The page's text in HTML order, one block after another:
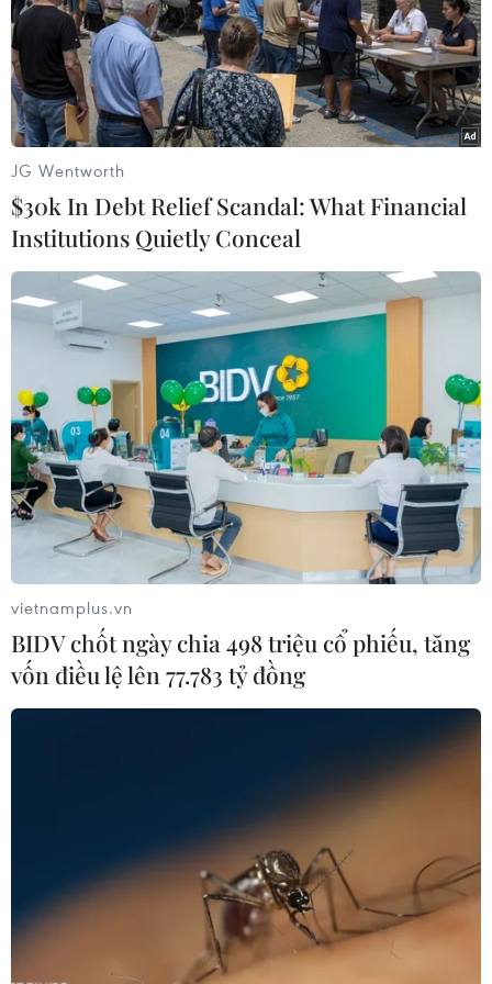
Những sản phẩm Apple được mong chờ
nhất trong năm 2019
10/02/2019 04:10
2019 hứa hẹn là một năm quan trọng với Apple. Nhiều
khả năng các sản phẩm mới sẽ ra mắt làm "khuynh
đảo" giới công nghệ và "tín đồ" nhà Táo.
Ai sẽ là khách hàng của 'siêu phẩm'
MacBook Pro mới ra mắt của Apple?
04/06/2019 06:54
JG Wentworth
$30k In Debt Relief Scandal: What Financial
Institutions Quietly Conceal
vietnamplus.vn
BIDV chốt ngày chia 498 triệu cổ phiếu, tăng
vốn điều lệ lên 77.783 tỷ đồng